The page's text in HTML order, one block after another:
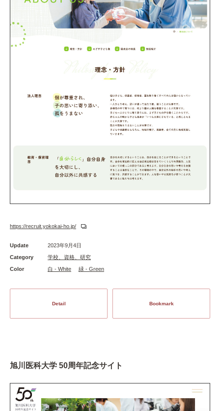
https://recruit.yokokai-ho.jp/
Update
2023年9月4日
Category
学校、資格、研究
Color
白 - White 緑 - Green
Detail Bookmark
旭川医科大学 50周年記念サイト